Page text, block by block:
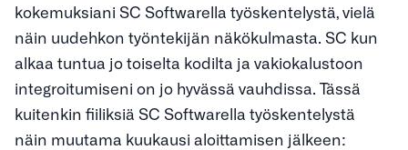
kokemuksiani SC Softwarella työskentelystä, vielä
näin uudehkon työntekijän näkökulmasta. SC kun
alkaa tuntua jo toiselta kodilta ja vakiokalustoon
integroitumiseni on jo hyvässä vauhdissa. Tässä
kuitenkin fiiliksiä SC Softwarella työskentelystä
näin muutama kuukausi aloittamisen jälkeen: